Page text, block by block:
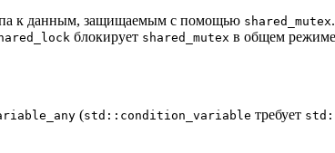
к данным, защищаемым с помощью shared_mutex
блокирует shared_mutex в общем режиме
(std::condition_variable требует